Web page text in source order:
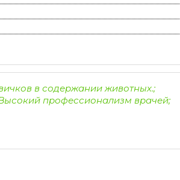
в содержании животных.;
профессионализм врачей;